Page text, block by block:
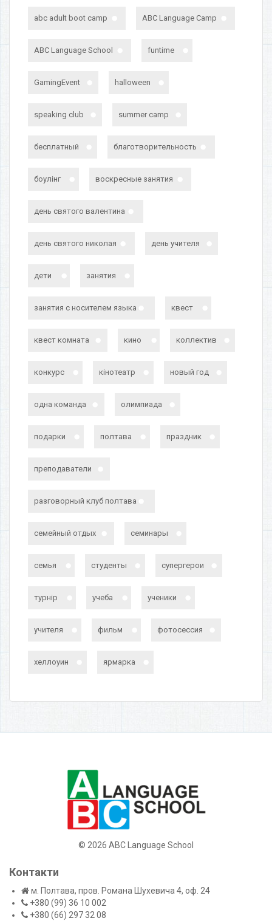
abc adult boot camp ABC Language Camp
ABC Language School funtime
GamingEvent halloween
speaking club summer camp
бесплатный благотворительность
боулінг воскресные занятия
день святого валентина
день святого николая день учителя
дети занятия
занятия с носителем языка квест
квест комната кино коллектив
конкурс кінотеатр новый год
одна команда олимпиада
подарки полтава праздник
преподаватели
разговорный клуб полтава
семейный отдых семинары
семья студенты супергерои
турнір учеба ученики
учителя фильм фотосессия
хеллоуин ярмарка
© 2026 ABC Language School
Контакти
м. Полтава, пров. Романа Шухевича 4, оф. 24
+380 (99) 36 10 002
+380 (66) 297 32 08